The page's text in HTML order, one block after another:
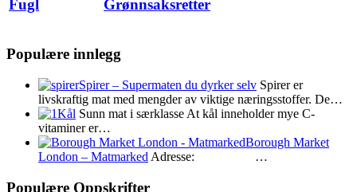
Fugl Grønnsaksretter
Populære innlegg
Spirer – Supermaten du dyrker selv Spirer er
livskraftig mat med mengder av viktige næringsstoffer. De…
Kål Sunn mat i særklasse At kål inneholder mye C-
vitaminer er…
Borough Market
London – Matmarked Adresse: …
Populære Oppskrifter